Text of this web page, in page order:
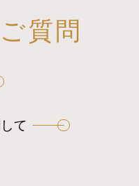
質問
て